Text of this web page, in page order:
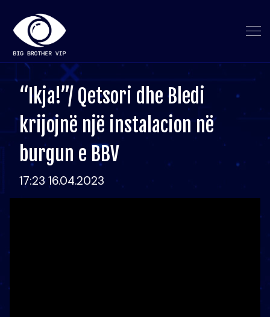
“Ikja!”/ Qetsori dhe Bledi
krijojnë një instalacion në
burgun e BBV
17:23 16.04.2023